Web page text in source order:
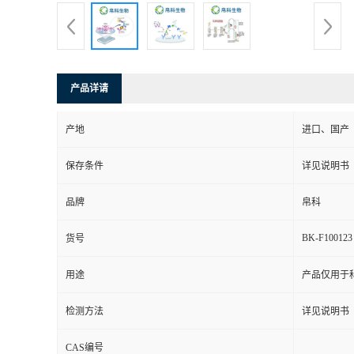
产品详请
产地 进口、国产
保存条件 详见说明书
品牌 帛科
货号 BK-F100123
用途 产品仅用于
检测方法 详见说明书
CAS编号